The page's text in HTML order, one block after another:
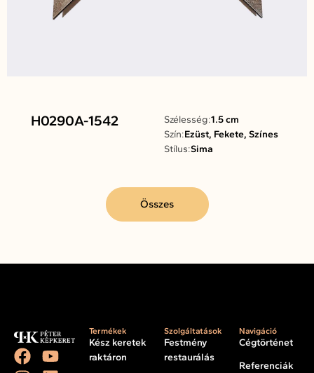
H0290A-1542 Szélesség:1.5 cm
Szín:Ezüst, Fekete, Színes
Stílus:Sima
Összes
Termékek
Kész keretek
raktáron
Szolgáltatások
Festmény
restaurálás
Navigáció
Cégtörténet
Referenciák